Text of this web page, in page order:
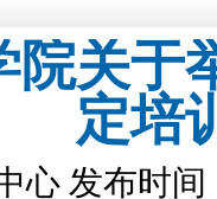
关于
定培
心 发布时间